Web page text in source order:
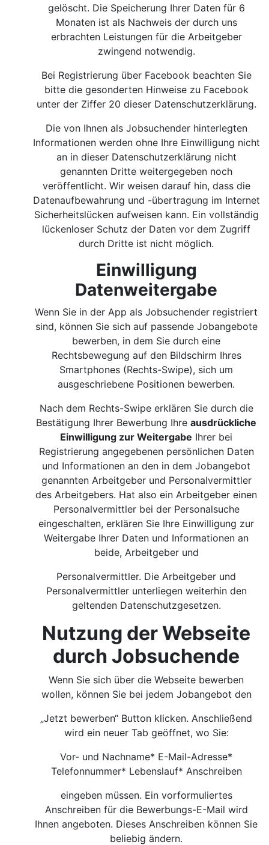
gelöscht. Die Speicherung Ihrer Daten für 6
Monaten ist als Nachweis der durch uns
erbrachten Leistungen für die Arbeitgeber
zwingend notwendig.
Bei Registrierung über Facebook beachten Sie
bitte die gesonderten Hinweise zu Facebook
unter der Ziffer 20 dieser Datenschutzerklärung.
Die von Ihnen als Jobsuchender hinterlegten
Informationen werden ohne Ihre Einwilligung nicht
an in dieser Datenschutzerklärung nicht
genannten Dritte weitergegeben noch
veröffentlicht. Wir weisen darauf hin, dass die
Datenaufbewahrung und -übertragung im Internet
Sicherheitslücken aufweisen kann. Ein vollständig
lückenloser Schutz der Daten vor dem Zugriff
durch Dritte ist nicht möglich.
Einwilligung
Datenweitergabe
Wenn Sie in der App als Jobsuchender registriert
sind, können Sie sich auf passende Jobangebote
bewerben, in dem Sie durch eine
Rechtsbewegung auf den Bildschirm Ihres
Smartphones (Rechts-Swipe), sich um
ausgeschriebene Positionen bewerben.
Nach dem Rechts-Swipe erklären Sie durch die
Bestätigung Ihrer Bewerbung Ihreausdrückliche
Einwilligung zur Weitergabe Ihrer bei
Registrierung angegebenen persönlichen Daten
und Informationen an den in dem Jobangebot
genannten Arbeitgeber und Personalvermittler
des Arbeitgebers. Hat also ein Arbeitgeber einen
Personalvermittler bei der Personalsuche
eingeschalten, erklären Sie Ihre Einwilligung zur
Weitergabe Ihrer Daten und Informationen an
beide, Arbeitgeber und
Personalvermittler. Die Arbeitgeber und
Personalvermittler unterliegen weiterhin den
geltenden Datenschutzgesetzen.
Nutzung der Webseite
durch Jobsuchende
Wenn Sie sich über die Webseite bewerben
wollen, können Sie bei jedem Jobangebot den
„Jetzt bewerben“ Button klicken. Anschließend
wird ein neuer Tab geöffnet, wo Sie:
Vor- und Nachname* E-Mail-Adresse*
Telefonnummer* Lebenslauf* Anschreiben
eingeben müssen. Ein vorformuliertes
Anschreiben für die Bewerbungs-E-Mail wird
Ihnen angeboten. Dieses Anschreiben können Sie
beliebig ändern.